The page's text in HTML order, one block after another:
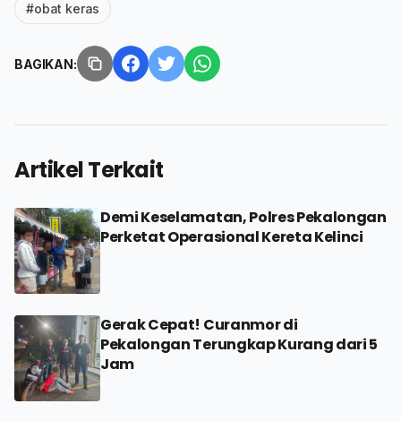
#obat keras
BAGIKAN:
Artikel Terkait
Demi Keselamatan, Polres Pekalongan
Perketat Operasional Kereta Kelinci
Gerak Cepat! Curanmor di
Pekalongan Terungkap Kurang dari 5
Jam